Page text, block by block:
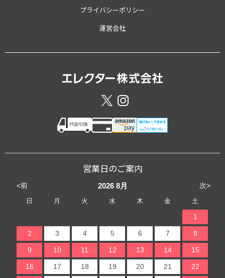
プライバシーポリシー
運営会社
営業日のご案内
<前 次>
2026 8月
日 月 火 水 木 金 土
1
2 3 4 5 6 7 8
9 10 11 12 13 14 15
16 17 18 19 20 21 22